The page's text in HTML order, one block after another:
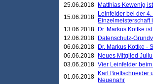
25.06.2018
Matthias Kewenig
15.06.2018
Leinfelder bei der
Einzelmeisterschaft
13.06.2018
Dr. Markus Kottke
12.06.2018
Datenschutz-
06.06.2018
Dr. Markus Kottke -
06.06.2018
Neues Mitglied
03.06.2018 Vier Leinfelder
01.06.2018
Karl Brettschneider
Neuenahr